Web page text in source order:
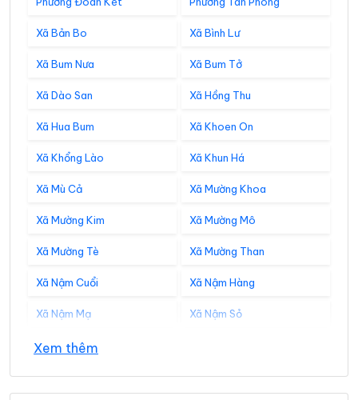
Xã Bản Bo Xã Bình Lư
Xã Bum Nưa Xã Bum Tở
Xã Dào San Xã Hồng Thu
Xã Hua Bum Xã Khoen On
Xã Khổng Lào Xã Khun Há
Xã Mù Cả Xã Mường Khoa
Xã Mường Kim Xã Mường Mô
Xã Mường Tè Xã Mường Than
Xã Nậm Cuổi Xã Nậm Hàng
Xã Nậm Mạ Xã Nậm Sỏ
Xã Nậm Tăm
Xã Pa Ủ Xã Pắc Ta
Xem thêm